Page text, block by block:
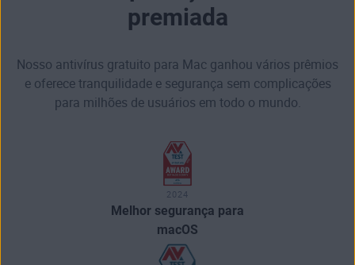
premiada
Nosso antivírus gratuito para Mac ganhou vários prêmios
e oferece tranquilidade e segurança sem complicações
para milhões de usuários em todo o mundo.
2024
Melhor segurança para
macOS